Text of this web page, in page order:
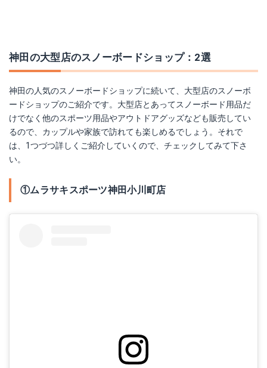
神田の大型店のスノーボードショップ：2選
神田の人気のスノーボードショップに続いて、大型店のスノーボ
ードショップのご紹介です。大型店とあってスノーボード用品だ
けでなく他のスポーツ用品やアウトドアグッズなども販売してい
るので、カップルや家族で訪れても楽しめるでしょう。それで
は、1つづつ詳しくご紹介していくので、チェックしてみて下さ
い。
①ムラサキスポーツ神田小川町店